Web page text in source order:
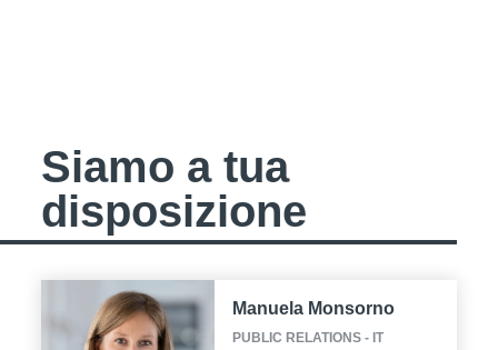
Siamo a tua
disposizione
Manuela Monsorno
PUBLIC RELATIONS - IT